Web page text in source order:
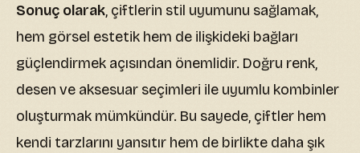
Sonuç olarak, çiftlerin stil uyumunu sağlamak,
hem görsel estetik hem de ilişkideki bağları
güçlendirmek açısından önemlidir. Doğru renk,
desen ve aksesuar seçimleri ile uyumlu kombinler
oluşturmak mümkündür. Bu sayede, çiftler hem
kendi tarzlarını yansıtır hem de birlikte daha şık